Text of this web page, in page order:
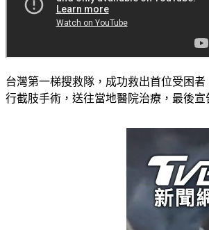
台灣第一梯搜救隊，成功救出首位受困
行截肢手術，送往當地醫院治療，最後宣